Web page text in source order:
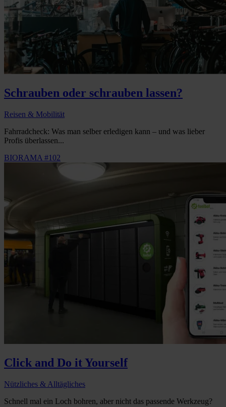
Schrauben oder schrauben lassen?
Reisen & Mobilität
Fahrradcheck: Was man selber erledigen kann – und was lieber
Profis überlassen...
BIORAMA #102
Click and Do it Yourself
Nützliches & Alltägliches
Schnell mal ein Loch bohren, aber nicht das passende Werkzeug?